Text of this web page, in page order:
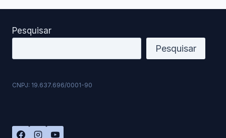
Pesquisar
Pesquisar
CNPJ: 19.637.696/0001-90